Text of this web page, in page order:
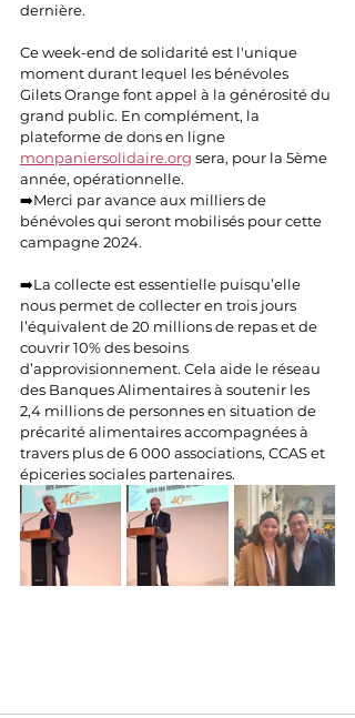
dernière.
Ce week-end de solidarité est l'unique
moment durant lequel les bénévoles
Gilets Orange font appel à la générosité du
grand public. En complément, la
plateforme de dons en ligne
monpaniersolidaire.org sera, pour la 5ème
année, opérationnelle.
➡️Merci par avance aux milliers de
bénévoles qui seront mobilisés pour cette
campagne 2024.
➡️La collecte est essentielle puisqu’elle
nous permet de collecter en trois jours
l’équivalent de 20 millions de repas et de
couvrir 10% des besoins
d’approvisionnement. Cela aide le réseau
des Banques Alimentaires à soutenir les
2,4 millions de personnes en situation de
précarité alimentaires accompagnées à
travers plus de 6 000 associations, CCAS et
épiceries sociales partenaires.